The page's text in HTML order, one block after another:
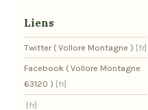
Liens
Twitter ( Vollore Montagne )
Facebook ( Vollore Montagne
63120 )